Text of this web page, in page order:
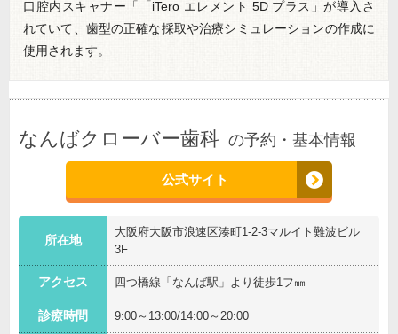
口腔内スキャナー「「iTero エレメント 5D プラス」が導入さ
れていて、歯型の正確な採取や治療シミュレーションの作成に
使用されます。
なんばクローバー歯科 の予約・基本情報
公式サイト
所在地
大阪府大阪市浪速区湊町1-2-3マルイト難波ビル
3F
アクセス 四つ橋線「なんば駅」より徒歩1フ㎜
診療時間 9:00～13:00/14:00～20:00